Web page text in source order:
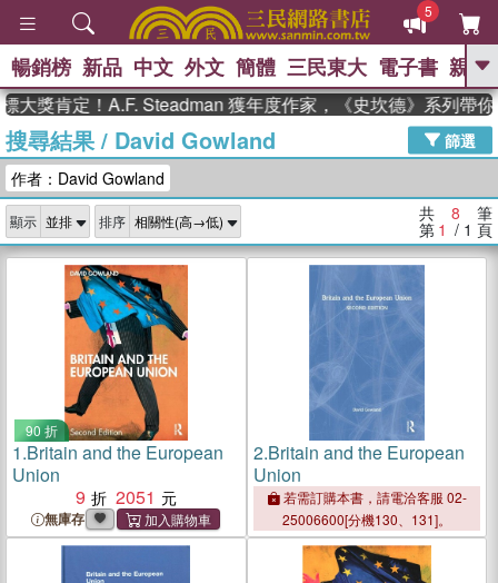
5
GO
熱搜： 東野圭吾 高希均教授回憶錄
、 The Odyssey 、 父親節 、 如果歷
獎 臺灣漫遊錄 、 方念華 、 台灣的李
登輝時代
數學女孩：黎曼猜想 、
偉大的迷走神經
暢銷榜 新品 中文 外文 簡體 三民東大 電子書 親子
獎肯定！A.F. Steadman 獲年度作家，《史坎德》系列帶你
搜尋結果/ David Gowland
篩選
作者：David Gowland
顯示 排序 共 8 筆
第 1 / 1 頁
90 折
1.Britain and the European
Union
9
2051
無庫存
2.Britain and the European
Union
若需訂購本書，請電洽客服 02-
25006600[分機130、131]。